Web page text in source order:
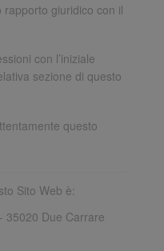
giuridico con il
con l’iniziale
sezione di questo
questo
Sito Web è:
35020 Due Carrare